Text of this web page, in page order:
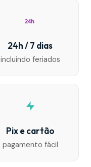
24h
24h / 7 dias
incluindo feriados
Pix e cartão
pagamento fácil